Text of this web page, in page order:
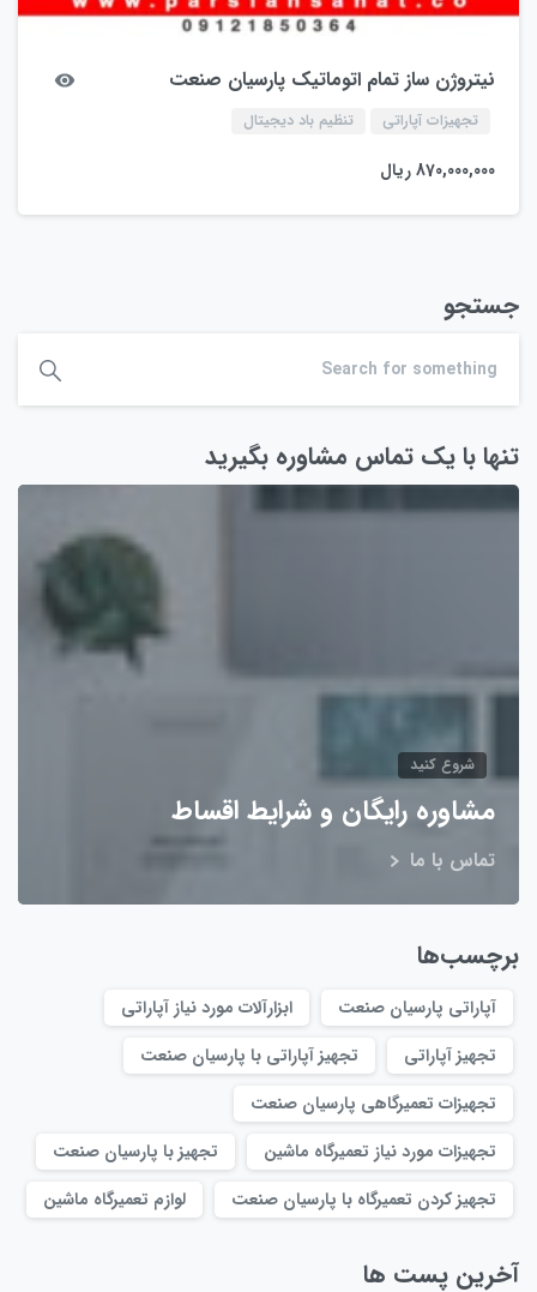
نیتروژن ساز تمام اتوماتیک پارسیان صنعت
تجهیزات آپاراتی تنظیم باد دیجیتال
870,000,000ریال
جستجو
تنها با یک تماس مشاوره بگیرید
شروع کنید
مشاوره رایگان و شرایط اقساط
تماس با ما
برچسب‌ها
آپاراتی پارسیان صنعت
ابزارآلات مورد نیاز آپاراتی
تجهیز آپاراتی
تجهیز آپاراتی با پارسیان صنعت
تجهیزات تعمیرگاهی پارسیان صنعت
تجهیزات مورد نیاز تعمیرگاه ماشین
تجهیز با پارسیان صنعت
تجهیز کردن تعمیرگاه با پارسیان صنعت
لوازم تعمیرگاه ماشین
آخرین پست ها